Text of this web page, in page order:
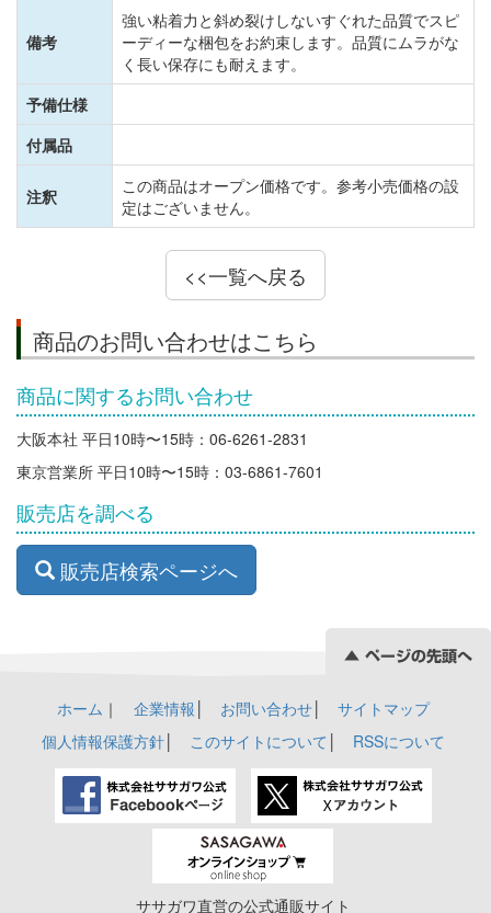
備考
強い粘着力と斜め裂けしないすぐれた品質でスピ
ーディーな梱包をお約束します。品質にムラがな
く長い保存にも耐えます。
予備仕様
付属品
注釈
この商品はオープン価格です。参考小売価格の設
定はございません。
<<一覧へ戻る
商品のお問い合わせはこちら
商品に関するお問い合わせ
大阪本社 平日10時〜15時：06-6261-2831
東京営業所 平日10時〜15時：03-6861-7601
販売店を調べる
販売店検索ページへ
ホーム ｜ 企業情報 お問い合わせ│
サイトマップ
個人情報保護方針│ このサイトについて RSSについて
ササガワ直営の公式通販サイト